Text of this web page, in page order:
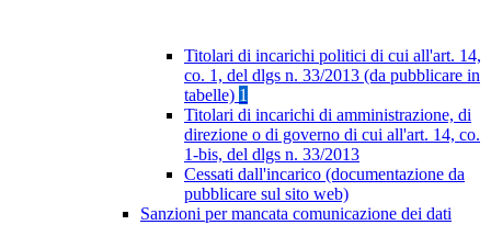
Titolari di incarichi politici di cui all'art. 14,
co. 1, del dlgs n. 33/2013 (da pubblicare in
tabelle) 1
Titolari di incarichi di amministrazione, di
direzione o di governo di cui all'art. 14, co.
1-bis, del dlgs n. 33/2013
Cessati dall'incarico (documentazione da
pubblicare sul sito web)
Sanzioni per mancata comunicazione dei dati